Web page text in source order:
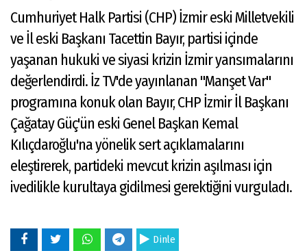
Arşivi
Foto
Gizlilik
İlkeleri
Cumhuriyet Halk Partisi (CHP) İzmir eski Milletvekili
ve İl eski Başkanı Tacettin Bayır, partisi içinde
yaşanan hukuki ve siyasi krizin İzmir yansımalarını
değerlendirdi. İz TV'de yayınlanan "Manşet Var"
programına konuk olan Bayır, CHP İzmir İl Başkanı
Çağatay Güç'ün eski Genel Başkan Kemal
Kılıçdaroğlu'na yönelik sert açıklamalarını
eleştirerek, partideki mevcut krizin aşılması için
ivedilikle kurultaya gidilmesi gerektiğini vurguladı.
Dinle